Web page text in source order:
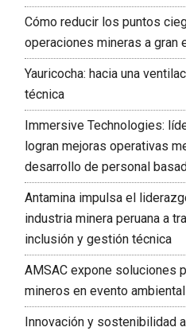
Cómo reducir los puntos
operaciones mineras a gran
Yauricocha: hacia una
técnica
Immersive Technologies:
logran mejoras operativas
desarrollo de personal
Antamina impulsa el
industria minera peruana a
inclusión y gestión técnica
AMSAC expone soluciones
mineros en evento
Innovación y sostenibilidad